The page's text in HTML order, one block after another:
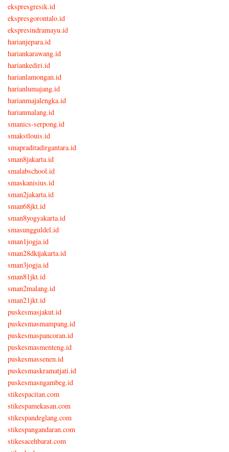
ekspresgresik.id
ekspresgorontalo.id
ekspresindramayu.id
harianjepara.id
hariankarawang.id
hariankediri.id
harianlamongan.id
harianlumajang.id
harianmajalengka.id
harianmalang.id
smanics-serpong.id
smakstlouis.id
smapraditadirgantara.id
sman8jakarta.id
smalabschool.id
smaskanisius.id
sman2jakarta.id
sman68jkt.id
sman8yogyakarta.id
smasungguldel.id
sman1jogja.id
sman28dkijakarta.id
sman3jogja.id
sman81jkt.id
sman2malang.id
sman21jkt.id
puskesmasjakut.id
puskesmasmampang.id
puskesmaspancoran.id
puskesmasmenteng.id
puskesmassenen.id
puskesmaskramatjati.id
puskesmasngambeg.id
stikespacitan.com
stikespamekasan.com
stikespandeglang.com
stikespangandaran.com
stikesacehbarat.com